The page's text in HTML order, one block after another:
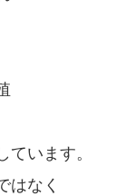
ています。
はなく